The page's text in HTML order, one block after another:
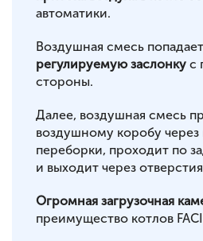
автоматики.
Воздушная смесь
регулируемую заслонку с
стороны.
Далее, воздушная смесь
воздушному коробу
переборки, проходит по
и выходит через
Огромная загрузочная
преимущество котлов